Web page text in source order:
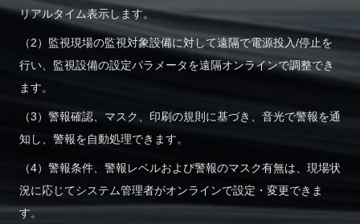
リアルタイム表示します。
（2）監視現場の監視対象設備に対して遠隔で電源投入/停止を
行い、監視設備の設定パラメータを遠隔オンラインで調整でき
ます。
（3）警報確認、マスク、印刷の規則に基づき、音光で警報を通
知し、警報を自動処理できます。
（4）警報条件、警報レベルおよび警報のマスク有無は、現場状
況に応じてシステム管理者がオンラインで設定・変更できま
す。